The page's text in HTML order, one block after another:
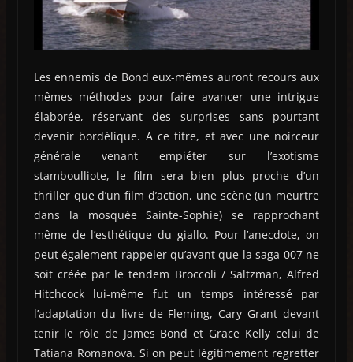
Les ennemis de Bond eux-mêmes auront recours aux
mêmes méthodes pour faire avancer une intrigue
élaborée, réservant des surprises sans pourtant
devenir bordélique. A ce titre, et avec une noirceur
générale venant empiéter sur l’exotisme
stamboulliote, le film sera bien plus proche d’un
thriller que d’un film d’action, une scène (un meurtre
dans la mosquée Sainte-Sophie) se rapprochant
même de l’esthétique du giallo. Pour l’anecdote, on
peut également rappeler qu’avant que la saga 007 ne
soit créée par le tendem Broccoli / Saltzman, Alfred
Hitchcock lui-même fut un temps intéressé par
l’adaptation du livre de Fleming, Cary Grant devant
tenir le rôle de James Bond et Grace Kelly celui de
Tatiana Romanova. Si on peut légitimement regretter